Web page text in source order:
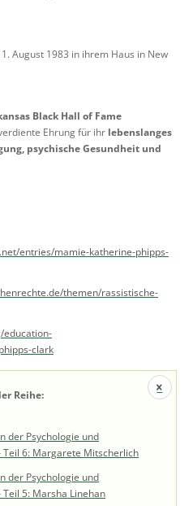
August 1983 in ihrem Haus in New
Black Hall of Fame
Ehrung für ihr lebenslanges
psychische Gesundheit und
entries/mamie-katherine-phipps-
themen/rassistische-
education-
clark
Reihe:
der Psychologie und
Teil 6: Margarete Mitscherlich
der Psychologie und
Teil 5: Marsha Linehan